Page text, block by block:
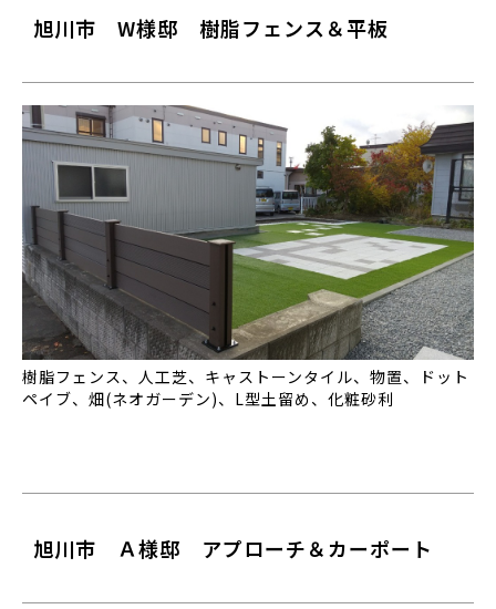
旭川市 W様邸 樹脂フェンス＆平板
樹脂フェンス、人工芝、キャストーンタイル、物置、ドット
ペイブ、畑(ネオガーデン)、L型土留め、化粧砂利
旭川市 Ａ様邸 アプローチ＆カーポート